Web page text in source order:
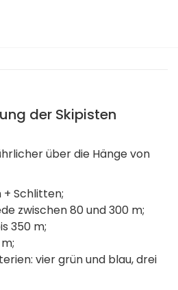
der Skipisten
über die Hänge von
+ Schlitten;
zwischen 80 und 300 m;
350 m;
vier grün und blau, drei